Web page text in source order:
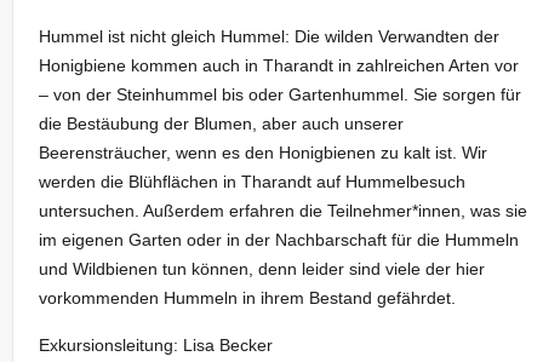
Hummel ist nicht gleich Hummel: Die wilden Verwandten der
Honigbiene kommen auch in Tharandt in zahlreichen Arten vor
– von der Steinhummel bis oder Gartenhummel. Sie sorgen für
die Bestäubung der Blumen, aber auch unserer
Beerensträucher, wenn es den Honigbienen zu kalt ist. Wir
werden die Blühflächen in Tharandt auf Hummelbesuch
untersuchen. Außerdem erfahren die Teilnehmer*innen, was sie
im eigenen Garten oder in der Nachbarschaft für die Hummeln
und Wildbienen tun können, denn leider sind viele der hier
vorkommenden Hummeln in ihrem Bestand gefährdet.
Exkursionsleitung: Lisa Becker